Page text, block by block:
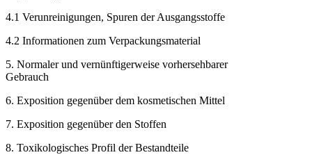
4.1 Verunreinigungen, Spuren der Ausgangsstoffe
4.2 Informationen zum Verpackungsmaterial
5. Normaler und vernünftigerweise vorhersehbarer
Gebrauch
6. Exposition gegenüber dem kosmetischen Mittel
7. Exposition gegenüber den Stoffen
8. Toxikologisches Profil der Bestandteile